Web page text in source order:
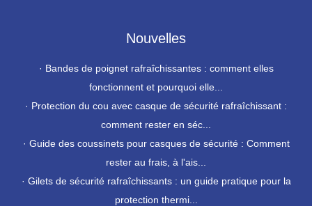
Nouvelles
· Bandes de poignet rafraîchissantes : comment elles
fonctionnent et pourquoi elle...
· Protection du cou avec casque de sécurité rafraîchissant :
comment rester en séc...
· Guide des coussinets pour casques de sécurité : Comment
rester au frais, à l'ais...
· Gilets de sécurité rafraîchissants : un guide pratique pour la
protection thermi...